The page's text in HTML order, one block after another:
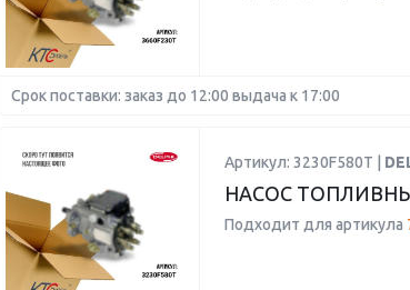
Срок поставки: заказ до 12:00 выдача к 17:00
Артикул: 3230F580T |
НАСОС
Подходит для артикула